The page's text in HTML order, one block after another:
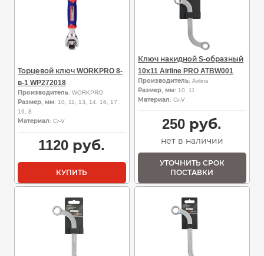
Торцевой ключ WORKPRO 8-
в-1 WP272018
Производитель: WORKPRO
Размер, мм: 10, 11, 13, 14, 16, 17,
19, 8
Материал: Cr-V
1120 руб.
КУПИТЬ
Ключ накидной S-образный
10х11 Airline PRO ATBW001
Производитель: Airline
Размер, мм: 10, 11
Материал: Cr-V
250 руб.
нет в наличии
УТОЧНИТЬ СРОК
ПОСТАВКИ